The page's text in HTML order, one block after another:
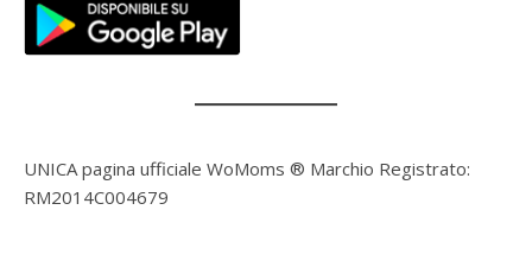
UNICA pagina ufficiale WoMoms ® Marchio Registrato:
RM2014C004679